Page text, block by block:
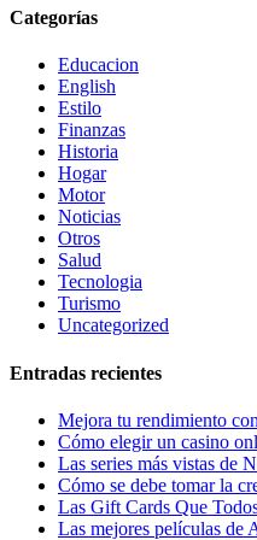
Categorías
Educacion
English
Estilo
Finanzas
Historia
Hogar
Motor
Noticias
Otros
Salud
Tecnologia
Turismo
Uncategorized
Entradas recientes
Mejora tu rendimiento
Cómo elegir un casino
Las series más vistas de
Cómo se debe tomar la
Las Gift Cards Que
Las mejores películas de